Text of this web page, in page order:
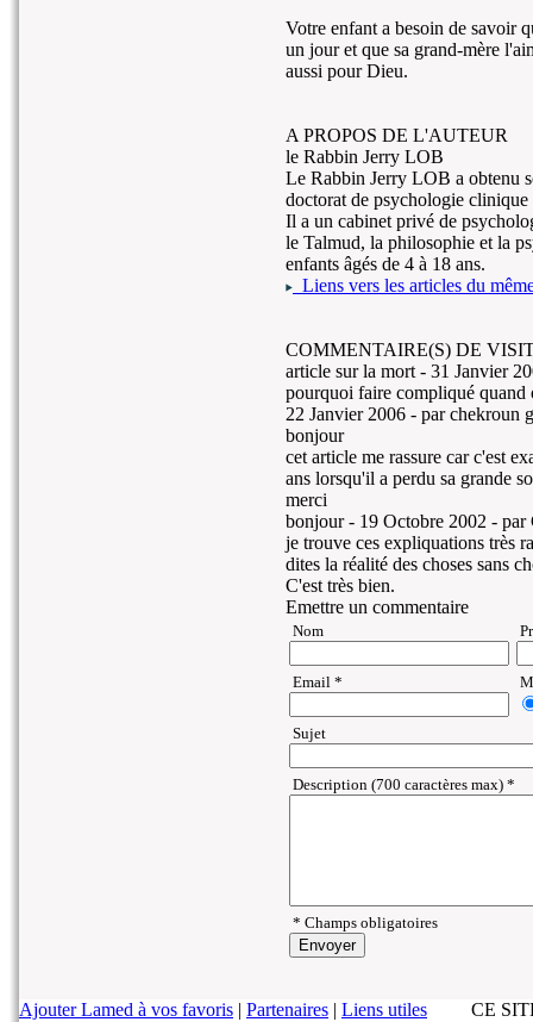
Votre enfant a besoin de savoir
un jour et que sa grand-mère
aussi pour Dieu.
A PROPOS DE L'AUTEUR
le Rabbin Jerry LOB
Le Rabbin Jerry LOB a obtenu
doctorat de psychologie
Il a un cabinet privé de
le Talmud, la philosophie et la
enfants âgés de 4 à 18 ans.
Liens vers les articles du
COMMENTAIRE(S) DE
article sur la mort - 31 Janvier
pourquoi faire compliqué
22 Janvier 2006 - par chekroun
bonjour
cet article me rassure car c'est
ans lorsqu'il a perdu sa grande
merci
bonjour - 19 Octobre 2002 - par
je trouve ces expliquations très
dites la réalité des choses sans
C'est très bien.
Emettre un commentaire
Nom
Email *
Sujet
Description (700 caractères max) *
* Champs obligatoires
Ajouter Lamed à vos favoris | Partenaires | Liens utiles
CE